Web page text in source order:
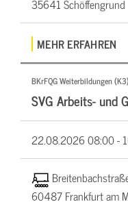
35641 Schöffengrund
MEHR ERFAHREN
BKrFQG Weiterbildungen (K3)
SVG Arbeits- und
22.08.202608:00 -
60487 Frankfurt am